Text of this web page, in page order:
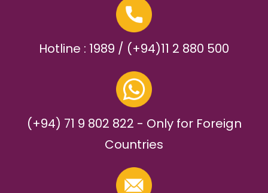
Hotline : 1989 / (+94)11 2 880 500
(+94) 71 9 802 822 - Only for Foreign
Countries